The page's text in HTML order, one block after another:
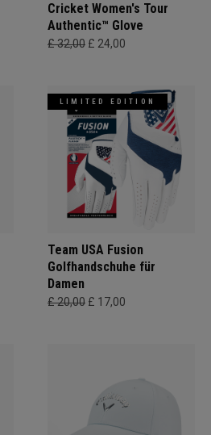
Cricket Women's Tour
Authentic™ Glove
£ 32,00 £ 24,00
LIMITED EDITION
Team USA Fusion
Golfhandschuhe für
Damen
£ 20,00 £ 17,00